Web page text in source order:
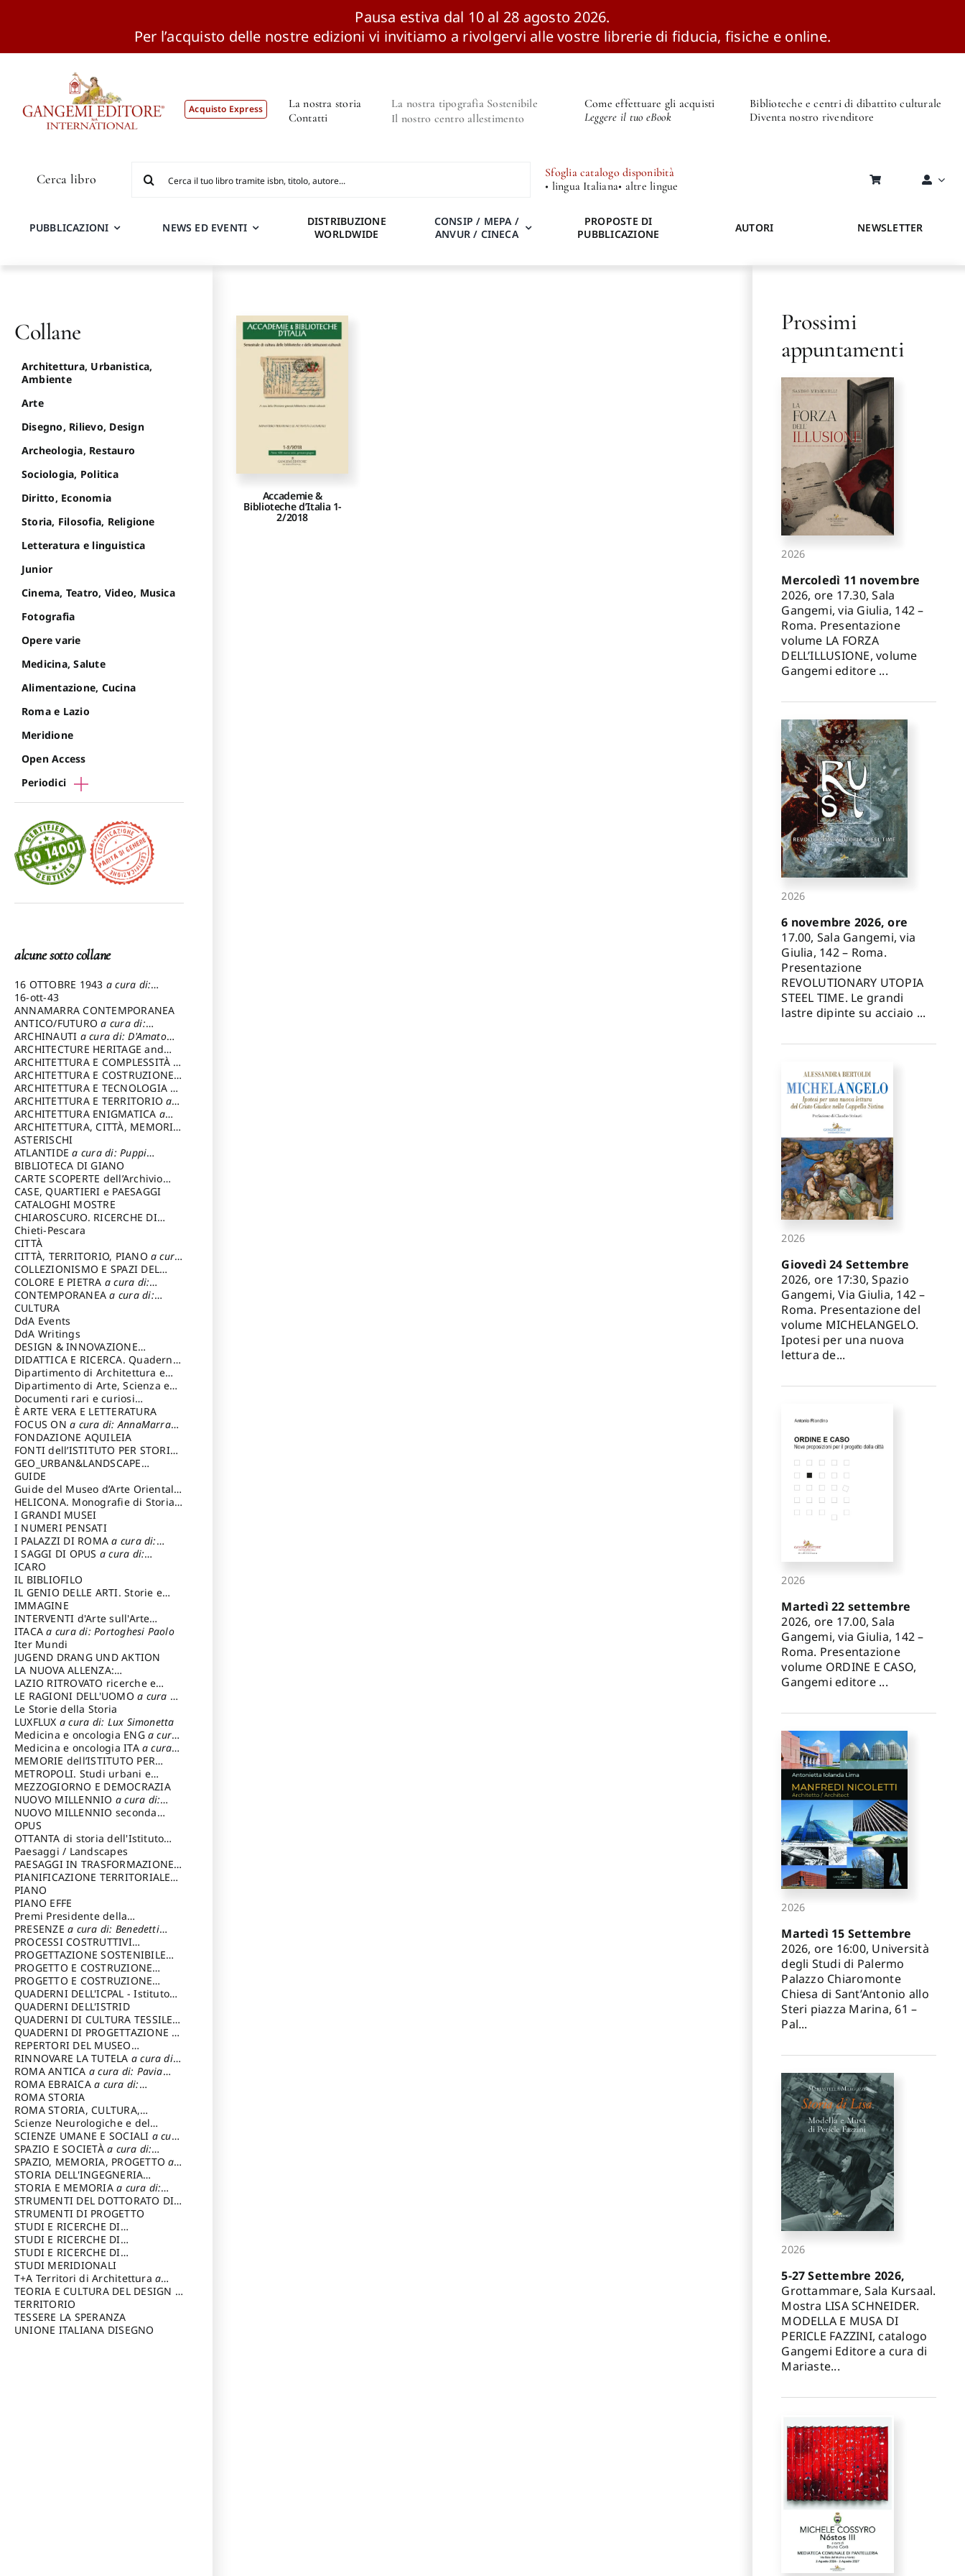
Pausa estiva dal 10 al 28 agosto 2026.
Per l’acquisto delle nostre edizioni vi invitiamo a rivolgervi alle vostre librerie di fiducia, fisiche e online.
Acquisto Express
La nostra storia
Contatti
La nostra tipografia Sostenibile
Il nostro centro allestimento
Come effettuare gli acquisti
Leggere il tuo eBook
Biblioteche e centri di dibattito culturale
Diventa nostro rivenditore
Cerca libro
per:
Sfoglia catalogo disponibità
• lingua Italiana• altre lingue
PUBBLICAZIONI NEWS ED EVENTI
DISTRIBUZIONE
WORLDWIDE
CONSIP / MEPA /
ANVUR / CINECA
PROPOSTE DI
PUBBLICAZIONE
AUTORI NEWSLETTER
Accademie &
Biblioteche d’Italia 1-
2/2018
Collane
Architettura, Urbanistica,
Ambiente
Arte
Disegno, Rilievo, Design
Archeologia, Restauro
Sociologia, Politica
Diritto, Economia
Storia, Filosofia, Religione
Letteratura e linguistica
Junior
Cinema, Teatro, Video, Musica
Fotografia
Opere varie
Medicina, Salute
Alimentazione, Cucina
Roma e Lazio
Meridione
Open Access
Periodici
alcune sotto collane
16 OTTOBRE 1943 a cura di:
Pezzetti Marcello
16-ott-43
ANNAMARRA CONTEMPORANEA
ANTICO/FUTUROa cura di:
Varagnoli Claudio
ARCHINAUTI a cura di: D'Amato
Claudio
ARCHITECTURE HERITAGE and
DESIGN
ARCHITETTURA E COMPLESSITÀ a
cura di: Piva Antonio
ARCHITETTURA E COSTRUZIONEa
cura di: Poretti Sergio
ARCHITETTURA E TECNOLOGIA a
cura di: Carrara Gianfranco
ARCHITETTURA E TERRITORIOa
cura di: Pietrogrande Enrico
ARCHITETTURA ENIGMATICA a
cura di: Lenci Ruggero
ARCHITETTURA, CITTÀ, MEMORIA
a cura di: Valeriani Enrico
ASTERISCHI
ATLANTIDEa cura di: Puppi
Lionello
BIBLIOTECA DI GIANO
CARTE SCOPERTE dell’Archivio
Storico Capitolino
CASE, QUARTIERI e PAESAGGI
CATALOGHI MOSTRE
CHIAROSCURO. RICERCHE DI
STORIA E STORIA DELL'ARTE
cura di: Di Carpegna Falconieri
Tommaso
Chieti-Pescara
CITTÀ
CITTÀ, TERRITORIO, PIANO a cura
di: Imbesi Giuseppe
COLLEZIONISMO E SPAZI DEL
COLLEZIONISMO a cura di:
Magnani Lauro
COLORE E PIETRA a cura di:
Selvaggi Giuseppe
CONTEMPORANEAa cura di:
Gubinelli Luna
CULTURA
DdA Events
DdA Writings
DESIGN & INNOVAZIONE
TECNOLOGICAa cura di: Vallicelli
Andrea
DIDATTICA E RICERCA. Quaderni
della Scuola
Dipartimento di Architettura e
Analisi della Città Mediterranea
Dipartimento di Arte, Scienza e
Tecnica del Costuire
Documenti rari e curiosi
dall'Archivio Segreto
È ARTE VERA E LETTERATURA
FOCUS ONa cura di: AnnaMarra
Contemporanea
FONDAZIONE AQUILEIA
FONTI dell’ISTITUTO PER STORIA
DEL RISORGIMENTO
GEO_URBAN&LANDSCAPE
PLANNING (GULP)
Trusiani Elio
GUIDE
Guide del Museo d’Arte Orientale
“Giuseppe Tucci”
HELICONA. Monografie di Storia
dell'Artea cura di: Gallo Marco
I GRANDI MUSEI
I NUMERI PENSATI
I PALAZZI DI ROMAa cura di:
Ippoliti Alessandro
I SAGGI DI OPUS a cura di:
Scalesse Tommaso
ICARO
IL BIBLIOFILO
IL GENIO DELLE ARTI. Storie e
interpretazione
IMMAGINE
INTERVENTI d'Arte sull'Arte
dedicata alla cultura della
conservazione d’arte
Fondazione Paola Droghetti onlus
ITACAa cura di: Portoghesi Paolo
Iter Mundi
JUGEND DRANG UND AKTION
LA NUOVA ALLENZA:
ARCHITETTURA & AMBIENTE
LAZIO RITROVATO ricerche e
restauri
LE RAGIONI DELL'UOMOa cura di:
Lombardi Satriani Luigi
Le Storie della Storia
LUXFLUX a cura di: Lux Simonetta
Medicina e oncologia ENG a cura
di: Lopez Massimo
Medicina e oncologia ITA a cura
di: Lopez Massimo
MEMORIE dell’ISTITUTO PER
STORIA DEL RISORGIMENTO
METROPOLI. Studi urbani e
regionali
MEZZOGIORNO E DEMOCRAZIA
NUOVO MILLENNIO a cura di:
Capaldo Pellegrino
NUOVO MILLENNIO seconda
serie
Francesco
OPUS
OTTANTA di storia dell'Istituto
storia dell’Istitutoa cura di:
Cavalieri Patrizia
Paesaggi / Landscapes
PAESAGGI IN TRASFORMAZIONEa
cura di: Corti Enrico A.
PIANIFICAZIONE TERRITORIALE
URBANISTICA ED AMBIENTALE
cura di: Costa Enrico
PIANO
PIANO EFFE
Premi Presidente della
Repubblica
PRESENZEa cura di: Benedetti
Sandro
PROCESSI COSTRUTTIVI
DELL'ARCHITETTURAa cura di:
Ippoliti Alessandro
PROGETTAZIONE SOSTENIBILE
PARTECIPATA
PROGETTO E COSTRUZIONE
DELL’ARCHITETTURA
PROGETTO E COSTRUZIONE
SOSTENIBILE
QUADERNI DELL'ICPAL - Istituto
centrale per il restauro e la
conservazione del patrimonio
archivistico e librario
QUADERNI DELL'ISTRID
QUADERNI DI CULTURA TESSILEa
cura di: Crispolti Livia
QUADERNI DI PROGETTAZIONE a
cura di: Giura Longo Tommaso
REPERTORI DEL MUSEO
CENTRALE DEL RISORGIMENTOa
cura di: Pizzo Marco
RINNOVARE LA TUTELA a cura di:
Cicalò Enrico
ROMA ANTICA a cura di: Pavia
Carlo
ROMA EBRAICAa cura di:
Procaccia Claudio
ROMA STORIA
ROMA STORIA, CULTURA,
IMMAGINEa cura di: Fagiolo
Marcello
Scienze Neurologiche e del
Comportamento
SCIENZE UMANE E SOCIALI a cura
di: Iannizzi Salvatore
SPAZIO E SOCIETÀa cura di:
Cassetti Roberto
SPAZIO, MEMORIA, PROGETTOa
cura di: Rossi Massimo
STORIA DELL'INGEGNERIA
STRUTTURALE IN ITALIAa cura di:
Poretti Sergio
STORIA E MEMORIAa cura di:
Rossi Lauro
STRUMENTI DEL DOTTORATO DI
RICERCA IN RILIEVO E
RAPPRESENTAZIONE
DELL’ARCHITETTURA E
DELL’AMBIENTEa cura di: Migliari
Riccardo
STRUMENTI DI PROGETTO
STUDI E RICERCHE DI
ARCHEOLOGIA IN SICILIA
di: Pelagatti Paola
STUDI E RICERCHE DI
ARCHITETTURA del Dipartimento
di Architettura Università degli
Studi G. d' Annunzio
STUDI E RICERCHE DI
ARCHITETTURA del Dipartimento
di Architettura Università degli
Studi G. d' Annunzio, Chieti-
Pescaraa cura di: Fusero Paolo
STUDI MERIDIONALI
T+A Territori di Architetturaa
cura di: Ramazzotti Luigi
TEORIA E CULTURA DEL DESIGN a
cura di: Furlanis Giuseppe
TERRITORIO
TESSERE LA SPERANZA
UNIONE ITALIANA DISEGNO
Prossimi
appuntamenti
2026
Mercoledì 11 novembre
2026, ore 17.30, Sala
Gangemi, via Giulia, 142 –
Roma. Presentazione
volume LA FORZA
DELL’ILLUSIONE, volume
Gangemi editore ...
2026
6 novembre 2026, ore
17.00, Sala Gangemi, via
Giulia, 142 – Roma.
Presentazione
REVOLUTIONARY UTOPIA
STEEL TIME. Le grandi
lastre dipinte su acciaio ...
2026
Giovedì 24 Settembre
2026, ore 17:30, Spazio
Gangemi, Via Giulia, 142 –
Roma. Presentazione del
volume MICHELANGELO.
Ipotesi per una nuova
lettura de...
2026
Martedì 22 settembre
2026, ore 17.00, Sala
Gangemi, via Giulia, 142 –
Roma. Presentazione
volume ORDINE E CASO,
Gangemi editore ...
2026
Martedì 15 Settembre
2026, ore 16:00, Università
degli Studi di Palermo
Palazzo Chiaromonte
Chiesa di Sant’Antonio allo
Steri piazza Marina, 61 –
Pal...
2026
5-27 Settembre 2026,
Grottammare, Sala Kursaal.
Mostra LISA SCHNEIDER.
MODELLA E MUSA DI
PERICLE FAZZINI, catalogo
Gangemi Editore a cura di
Mariaste...